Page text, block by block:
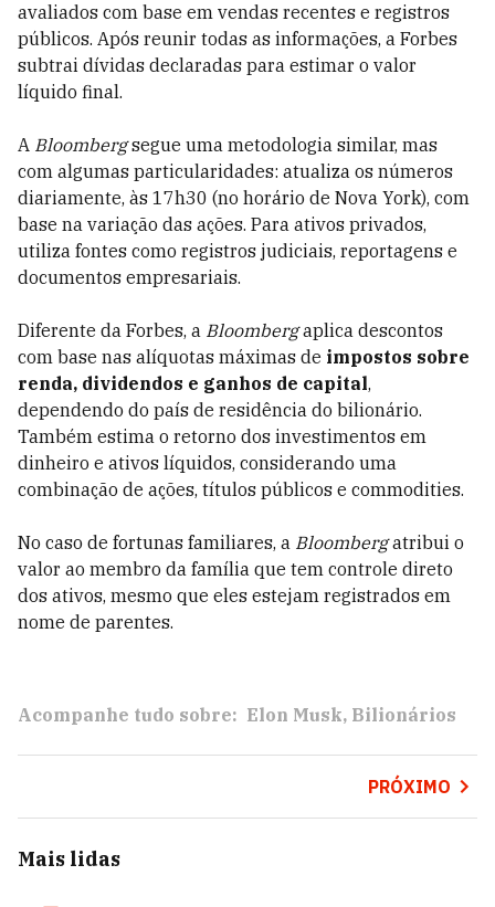
avaliados com base em vendas recentes e registros
públicos. Após reunir todas as informações, a Forbes
subtrai dívidas declaradas para estimar o valor
líquido final.
A Bloombergsegue uma metodologia similar, mas
com algumas particularidades: atualiza os números
diariamente, às 17h30 (no horário de Nova York), com
base na variação das ações. Para ativos privados,
utiliza fontes como registros judiciais, reportagens e
documentos empresariais.
Diferente da Forbes, a Bloombergaplica descontos
com base nas alíquotas máximas de impostos sobre
renda, dividendos e ganhos de capital,
dependendo do país de residência do bilionário.
Também estima o retorno dos investimentos em
dinheiro e ativos líquidos, considerando uma
combinação de ações, títulos públicos e commodities.
No caso de fortunas familiares, a Bloombergatribui o
valor ao membro da família que tem controle direto
dos ativos, mesmo que eles estejam registrados em
nome de parentes.
Acompanhe tudo sobre: Elon Musk Bilionários
PRÓXIMO
Mais lidas